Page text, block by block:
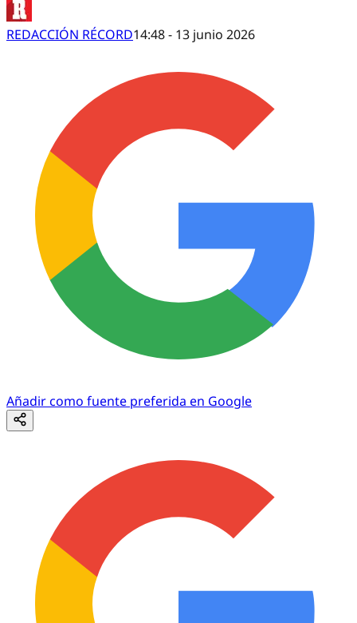
REDACCIÓN RÉCORD14:48 - 13 junio 2026
Añadir como fuente preferida en Google